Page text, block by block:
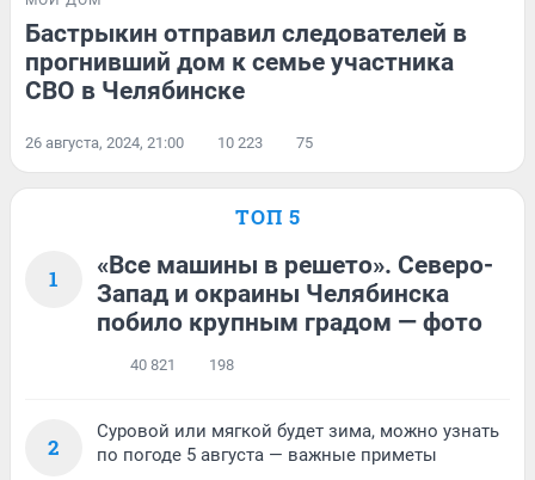
Бастрыкин отправил следователей в
прогнивший дом к семье участника
СВО в Челябинске
26 августа, 2024, 21:00 10 223 75
ТОП 5
1
«Все машины в решето». Северо-
Запад и окраины Челябинска
побило крупным градом — фото
40 821 198
2
Суровой или мягкой будет зима, можно узнать
по погоде 5 августа — важные приметы